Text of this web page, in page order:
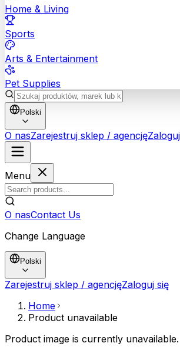
Home & Living
Sports
Arts & Entertainment
Pet Supplies
Polski
O nasZarejestruj sklep / agencję
Menu
O nasContact Us
Change Language
Polski
Zarejestruj sklep / agencjęZaloguj się
Home
Product unavailable
Product image is currently unavailable.